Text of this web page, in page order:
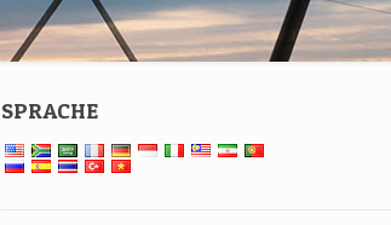
SPRACHE